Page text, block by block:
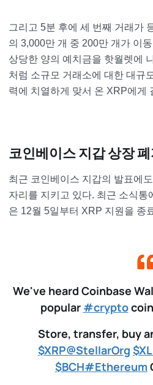
그리고 5분 후에 세 번째 거래가
의 3,000만 개 중 200만 개가 이
상당한 양의 예치금을 핫월렛에
처럼 소규모 거래소에 대한 대규
력에 치열하게 맞서 온 XRP에게
코인베이스 지갑 상장
최근 코인베이스 지갑의 발표에
자리를 지키고 있다. 최근 소식통
은 12월 5일부터 XRP 지원을 종
We've heard Coinbase
popular #crypto
Store, transfer, buy
$XRP@StellarOrg
$BCH#Ethereum